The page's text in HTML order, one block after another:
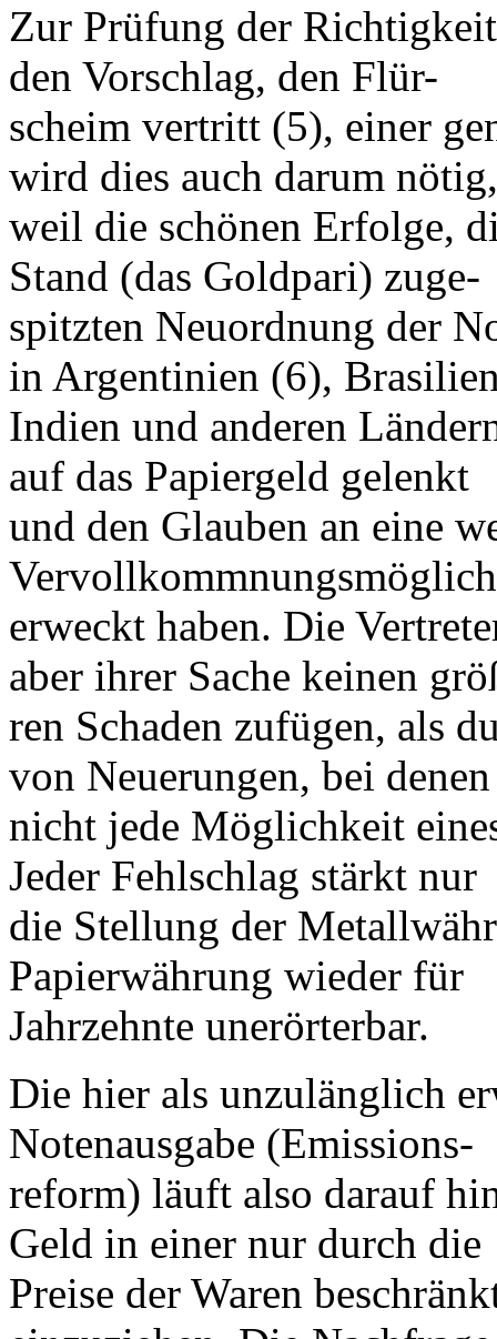
Zur Prüfung der
den Vorschlag, den Flür-
scheim vertritt (5), einer
wird dies auch darum nötig,
weil die schönen Erfolge,
Stand (das Goldpari) zuge-
spitzten Neuordnung der
in Argentinien (6),
Indien und anderen
auf das Papiergeld gelenkt
und den Glauben an eine
erweckt haben. Die
aber ihrer Sache keinen
ren Schaden zufügen, als
von Neuerungen, bei denen
nicht jede Möglichkeit
Jeder Fehlschlag stärkt nur
die Stellung der
Papierwährung wieder für
Jahrzehnte unerörterbar.
Die hier als unzulänglich
Notenausgabe (Emissions-
reform) läuft also darauf
Geld in einer nur durch die
Preise der Waren